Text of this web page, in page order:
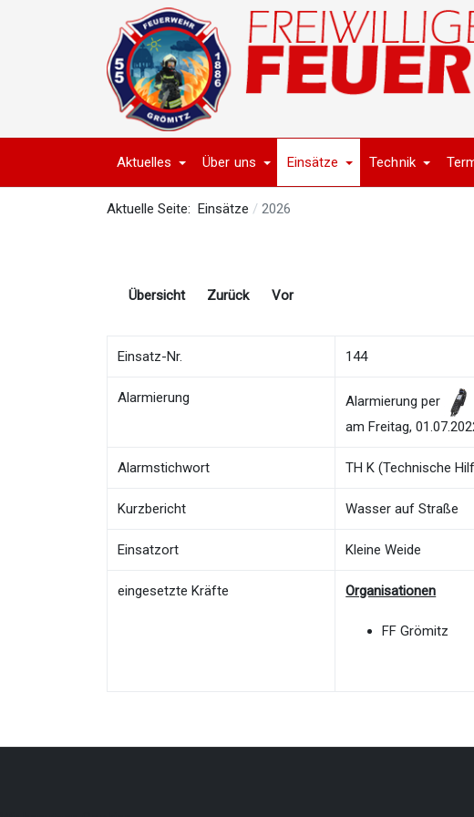
Aktuelles Über uns Einsätze Technik
Aktuelle Seite: Einsätze 2026
Übersicht Zurück Vor
Einsatz-Nr. 144
Alarmierung
Alarmierung per
am Freitag,
Alarmstichwort TH K (Technische
Kurzbericht Wasser auf Straße
Einsatzort Kleine Weide
eingesetzte Kräfte Organisationen
FF Grömitz